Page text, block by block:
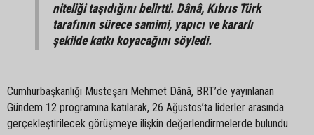
niteliği taşıdığını belirtti. Dânâ, Kıbrıs Türk
tarafının sürece samimi, yapıcı ve kararlı
şekilde katkı koyacağını söyledi.
Cumhurbaşkanlığı Müsteşarı Mehmet Dânâ, BRT’de yayınlanan
Gündem 12 programına katılarak, 26 Ağustos’ta liderler arasında
gerçekleştirilecek görüşmeye ilişkin değerlendirmelerde bulundu.